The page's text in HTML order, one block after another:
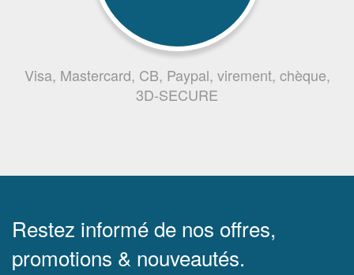
Visa, Mastercard, CB, Paypal, virement, chèque,
3D-SECURE
Restez informé de nos offres,
promotions & nouveautés.